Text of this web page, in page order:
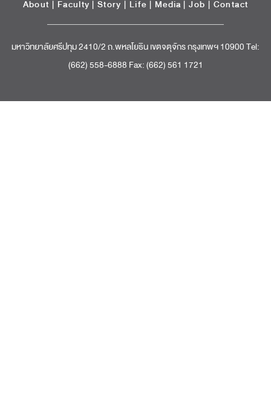
About | Faculty | Story | Life | Media |Job | Contact
มหาวิทยาลัยศรีปทุม 2410/2 ถ.พหลโยธิน เขตจตุจักร กรุงเทพฯ 10900 Tel:
(662) 558-6888 Fax: (662) 561 1721